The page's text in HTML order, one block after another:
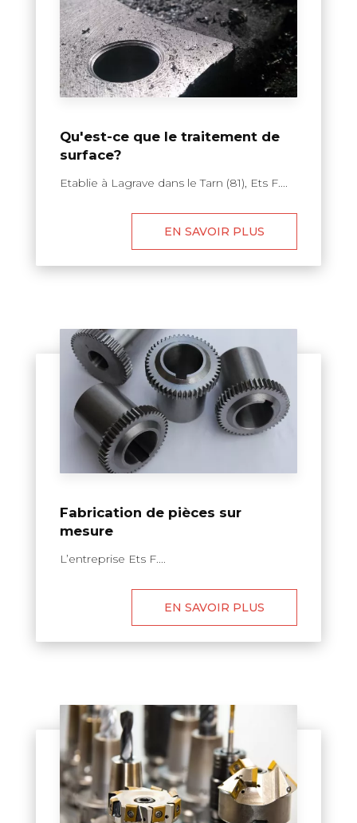
Qu'est-ce que le traitement de
surface?
Etablie à Lagrave dans le Tarn (81), Ets F....
EN SAVOIR PLUS
Fabrication de pièces sur
mesure
L’entreprise Ets F....
EN SAVOIR PLUS